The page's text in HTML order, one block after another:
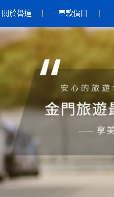
關於譽達 車款價目